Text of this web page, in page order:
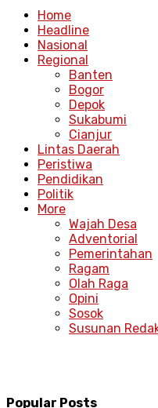
Home
Headline
Nasional
Regional
Banten
Bogor
Depok
Sukabumi
Cianjur
Lintas Daerah
Peristiwa
Pendidikan
Politik
More
Wajah Desa
Adventorial
Pemerintahan
Ragam
Olah Raga
Opini
Sosok
Susunan
Popular Posts